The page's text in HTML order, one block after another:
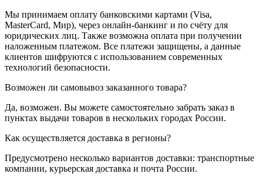
Мы принимаем оплату банковскими картами (Visa,
MasterCard, Мир), через онлайн-банкинг и по счёту для
юридических лиц. Также возможна оплата при получении
наложенным платежом. Все платежи защищены, а данные
клиентов шифруются с использованием современных
технологий безопасности.
Возможен ли самовывоз заказанного товара?
Да, возможен. Вы можете самостоятельно забрать заказ в
пунктах выдачи товаров в нескольких городах России.
Как осуществляется доставка в регионы?
Предусмотрено несколько вариантов доставки: транспортные
компании, курьерская доставка и почта России.